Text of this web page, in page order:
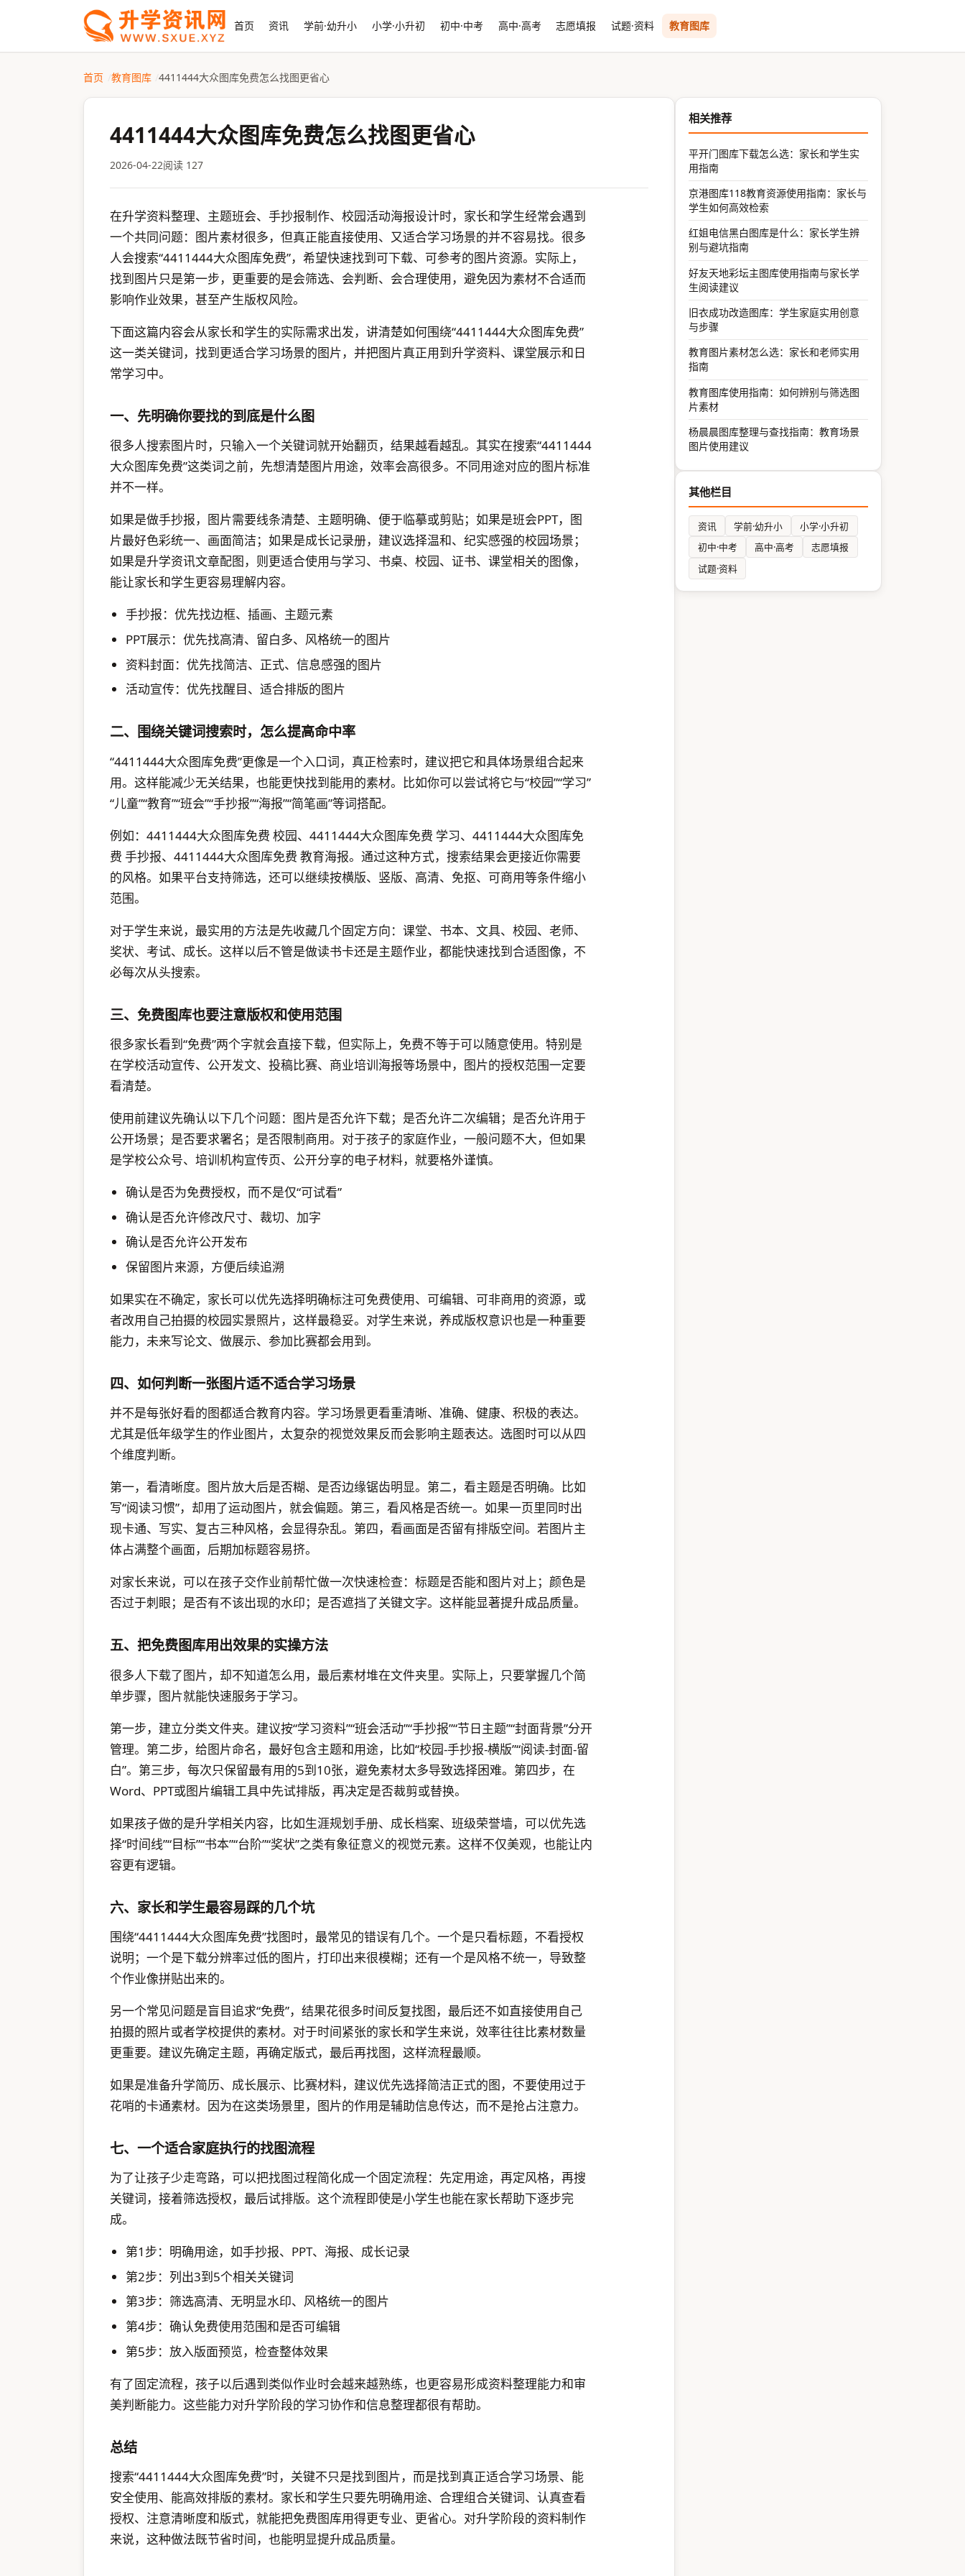
首页 资讯 学前·幼升小 小学·小升初 初中·中考 高中·高考 志愿填报 试题·资料 教育图库
首页 教育图库 4411444大众图库免费怎么找图更省心
4411444大众图库免费怎么找图更省心
2026-04-22阅读 127
在升学资料整理、主题班会、手抄报制作、校园活动海报设计时，家长和学生经常会遇到
一个共同问题：图片素材很多，但真正能直接使用、又适合学习场景的并不容易找。很多
人会搜索“4411444大众图库免费”，希望快速找到可下载、可参考的图片资源。实际上，
找到图片只是第一步，更重要的是会筛选、会判断、会合理使用，避免因为素材不合适而
影响作业效果，甚至产生版权风险。
下面这篇内容会从家长和学生的实际需求出发，讲清楚如何围绕“4411444大众图库免费”
这一类关键词，找到更适合学习场景的图片，并把图片真正用到升学资料、课堂展示和日
常学习中。
一、先明确你要找的到底是什么图
很多人搜索图片时，只输入一个关键词就开始翻页，结果越看越乱。其实在搜索“4411444
大众图库免费”这类词之前，先想清楚图片用途，效率会高很多。不同用途对应的图片标准
并不一样。
如果是做手抄报，图片需要线条清楚、主题明确、便于临摹或剪贴；如果是班会PPT，图
片最好色彩统一、画面简洁；如果是成长记录册，建议选择温和、纪实感强的校园场景；
如果是升学资讯文章配图，则更适合使用与学习、书桌、校园、证书、课堂相关的图像，
能让家长和学生更容易理解内容。
手抄报：优先找边框、插画、主题元素
PPT展示：优先找高清、留白多、风格统一的图片
资料封面：优先找简洁、正式、信息感强的图片
活动宣传：优先找醒目、适合排版的图片
二、围绕关键词搜索时，怎么提高命中率
“4411444大众图库免费”更像是一个入口词，真正检索时，建议把它和具体场景组合起来
用。这样能减少无关结果，也能更快找到能用的素材。比如你可以尝试将它与“校园”“学习”
“儿童”“教育”“班会”“手抄报”“海报”“简笔画”等词搭配。
例如：4411444大众图库免费 校园、4411444大众图库免费 学习、4411444大众图库免
费 手抄报、4411444大众图库免费 教育海报。通过这种方式，搜索结果会更接近你需要
的风格。如果平台支持筛选，还可以继续按横版、竖版、高清、免抠、可商用等条件缩小
范围。
对于学生来说，最实用的方法是先收藏几个固定方向：课堂、书本、文具、校园、老师、
奖状、考试、成长。这样以后不管是做读书卡还是主题作业，都能快速找到合适图像，不
必每次从头搜索。
三、免费图库也要注意版权和使用范围
很多家长看到“免费”两个字就会直接下载，但实际上，免费不等于可以随意使用。特别是
在学校活动宣传、公开发文、投稿比赛、商业培训海报等场景中，图片的授权范围一定要
看清楚。
使用前建议先确认以下几个问题：图片是否允许下载；是否允许二次编辑；是否允许用于
公开场景；是否要求署名；是否限制商用。对于孩子的家庭作业，一般问题不大，但如果
是学校公众号、培训机构宣传页、公开分享的电子材料，就要格外谨慎。
确认是否为免费授权，而不是仅“可试看”
确认是否允许修改尺寸、裁切、加字
确认是否允许公开发布
保留图片来源，方便后续追溯
如果实在不确定，家长可以优先选择明确标注可免费使用、可编辑、可非商用的资源，或
者改用自己拍摄的校园实景照片，这样最稳妥。对学生来说，养成版权意识也是一种重要
能力，未来写论文、做展示、参加比赛都会用到。
四、如何判断一张图片适不适合学习场景
并不是每张好看的图都适合教育内容。学习场景更看重清晰、准确、健康、积极的表达。
尤其是低年级学生的作业图片，太复杂的视觉效果反而会影响主题表达。选图时可以从四
个维度判断。
第一，看清晰度。图片放大后是否糊、是否边缘锯齿明显。第二，看主题是否明确。比如
写“阅读习惯”，却用了运动图片，就会偏题。第三，看风格是否统一。如果一页里同时出
现卡通、写实、复古三种风格，会显得杂乱。第四，看画面是否留有排版空间。若图片主
体占满整个画面，后期加标题容易挤。
对家长来说，可以在孩子交作业前帮忙做一次快速检查：标题是否能和图片对上；颜色是
否过于刺眼；是否有不该出现的水印；是否遮挡了关键文字。这样能显著提升成品质量。
五、把免费图库用出效果的实操方法
很多人下载了图片，却不知道怎么用，最后素材堆在文件夹里。实际上，只要掌握几个简
单步骤，图片就能快速服务于学习。
第一步，建立分类文件夹。建议按“学习资料”“班会活动”“手抄报”“节日主题”“封面背景”分开
管理。第二步，给图片命名，最好包含主题和用途，比如“校园-手抄报-横版”“阅读-封面-留
白”。第三步，每次只保留最有用的5到10张，避免素材太多导致选择困难。第四步，在
Word、PPT或图片编辑工具中先试排版，再决定是否裁剪或替换。
如果孩子做的是升学相关内容，比如生涯规划手册、成长档案、班级荣誉墙，可以优先选
择“时间线”“目标”“书本”“台阶”“奖状”之类有象征意义的视觉元素。这样不仅美观，也能让内
容更有逻辑。
六、家长和学生最容易踩的几个坑
围绕“4411444大众图库免费”找图时，最常见的错误有几个。一个是只看标题，不看授权
说明；一个是下载分辨率过低的图片，打印出来很模糊；还有一个是风格不统一，导致整
个作业像拼贴出来的。
另一个常见问题是盲目追求“免费”，结果花很多时间反复找图，最后还不如直接使用自己
拍摄的照片或者学校提供的素材。对于时间紧张的家长和学生来说，效率往往比素材数量
更重要。建议先确定主题，再确定版式，最后再找图，这样流程最顺。
如果是准备升学简历、成长展示、比赛材料，建议优先选择简洁正式的图，不要使用过于
花哨的卡通素材。因为在这类场景里，图片的作用是辅助信息传达，而不是抢占注意力。
七、一个适合家庭执行的找图流程
为了让孩子少走弯路，可以把找图过程简化成一个固定流程：先定用途，再定风格，再搜
关键词，接着筛选授权，最后试排版。这个流程即使是小学生也能在家长帮助下逐步完
成。
第1步：明确用途，如手抄报、PPT、海报、成长记录
第2步：列出3到5个相关关键词
第3步：筛选高清、无明显水印、风格统一的图片
第4步：确认免费使用范围和是否可编辑
第5步：放入版面预览，检查整体效果
有了固定流程，孩子以后遇到类似作业时会越来越熟练，也更容易形成资料整理能力和审
美判断能力。这些能力对升学阶段的学习协作和信息整理都很有帮助。
总结
搜索“4411444大众图库免费”时，关键不只是找到图片，而是找到真正适合学习场景、能
安全使用、能高效排版的素材。家长和学生只要先明确用途、合理组合关键词、认真查看
授权、注意清晰度和版式，就能把免费图库用得更专业、更省心。对升学阶段的资料制作
来说，这种做法既节省时间，也能明显提升成品质量。
相关推荐
平开门图库下载怎么选：家长和学生实
用指南
京港图库118教育资源使用指南：家长与
学生如何高效检索
红姐电信黑白图库是什么：家长学生辨
别与避坑指南
好友天地彩坛主图库使用指南与家长学
生阅读建议
旧衣成功改造图库：学生家庭实用创意
与步骤
教育图片素材怎么选：家长和老师实用
指南
教育图库使用指南：如何辨别与筛选图
片素材
杨晨晨图库整理与查找指南：教育场景
图片使用建议
其他栏目
资讯 学前·幼升小
小学·小升初
初中·中考
高中·高考
志愿填报
试题·资料